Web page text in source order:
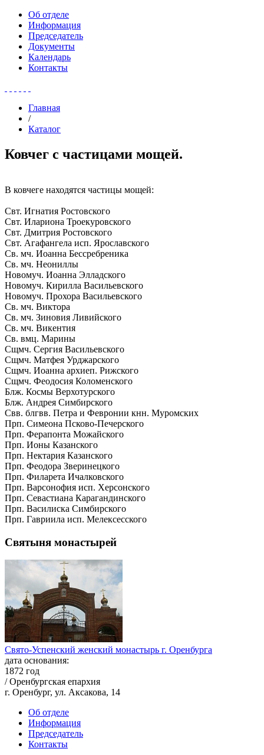
Об отделе
Информация
Председатель
Документы
Календарь
Контакты
Главная
/
Каталог
Ковчег с частицами мощей.
В ковчеге находятся частицы мощей:
Свт. Игнатия Ростовского
Свт. Илариона Троекуровского
Свт. Дмитрия Ростовского
Свт. Агафангела исп. Ярославского
Св. мч. Иоанна Бессребреника
Св. мч. Неониллы
Новомуч. Иоанна Элладского
Новомуч. Кирилла Васильевского
Новомуч. Прохора Васильевского
Св. мч. Виктора
Св. мч. Зиновия Ливийского
Св. мч. Викентия
Св. вмц. Марины
Сщмч. Сергия Васильевского
Сщмч. Матфея Урджарского
Сщмч. Иоанна архиеп. Рижского
Сщмч. Феодосия Коломенского
Блж. Космы Верхотурского
Блж. Андрея Симбирского
Свв. блгвв. Петра и Февронии кнн. Муромских
Прп. Симеона Псково-Печерского
Прп. Ферапонта Можайского
Прп. Ионы Казанского
Прп. Нектария Казанского
Прп. Феодора Зверинецкого
Прп. Филарета Ичалковского
Прп. Варсонофия исп. Херсонского
Прп. Севастиана Карагандинского
Прп. Василиска Симбирского
Прп. Гавриила исп. Мелексесского
Святыня монастырей
Свято-Успенский женский монастырь г. Оренбурга
дата основания:
1872 год
/ Оренбургская епархия
г. Оренбург, ул. Аксакова, 14
Об отделе
Информация
Председатель
Контакты